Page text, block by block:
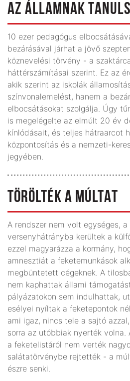
AZ ÁLLAMNAK
10 ezer pedagógus
bezárásával járhat a jövő
köznevelési törvény - a
háttérszámításai szerint. Ez az
akik szerint az iskolák
színvonalemelést, hanem a
elbocsátásokat szolgálja. Úgy
is megelégelte az elmúlt 20 év
kínlódásait, és teljes hátraarcot
központosítás és a nemzeti-
jegyében.
TÖRÖLTÉK A MÚLTAT
A rendszer nem volt egységes,
versenyhátrányba kerültek a
ezzel magyarázza a kormány,
amnesztiát a feketemunkások
megbüntetett cégeknek. A
nem kaphattak állami
pályázatokon sem indulhattak,
esélyei nyíltak a feketepontok
ami igaz, nincs tele a sajtó
sorra az utóbbiak nyerték volna.
a feketelistáról nem verték
salátatörvénybe rejtették - a
észre senki.